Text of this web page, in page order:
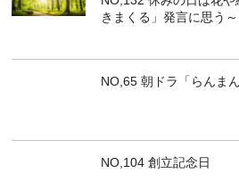
きまくる」発言に思う～
NO,65 朝ドラ「らんまん
NO,104 創立記念日